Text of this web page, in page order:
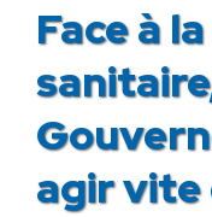
Face à
agir